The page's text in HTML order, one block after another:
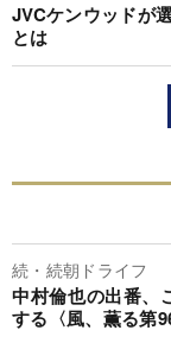
JVCケンウッドが
とは
続・続朝ドライフ
中村倫也の出番、
する〈風、薫る第